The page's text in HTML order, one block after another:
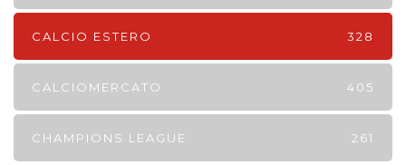
CALCIO ESTERO 328
CALCIOMERCATO 405
CHAMPIONS LEAGUE 261